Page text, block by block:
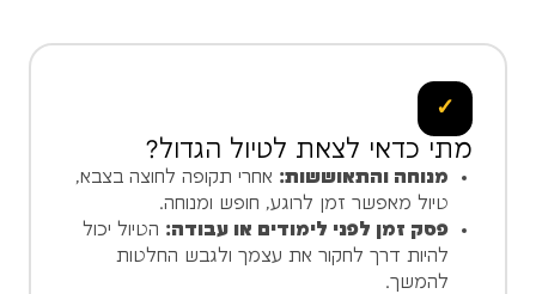
✓
מתי כדאי לצאת לטיול הגדול?
מנוחה והתאוששות: אחרי תקופה לחוצה בצבא,
טיול מאפשר זמן לרוגע, חופש ומנוחה.
פסק זמן לפני לימודים או עבודה: הטיול יכול
להיות דרך לחקור את עצמך ולגבש החלטות
להמשך.